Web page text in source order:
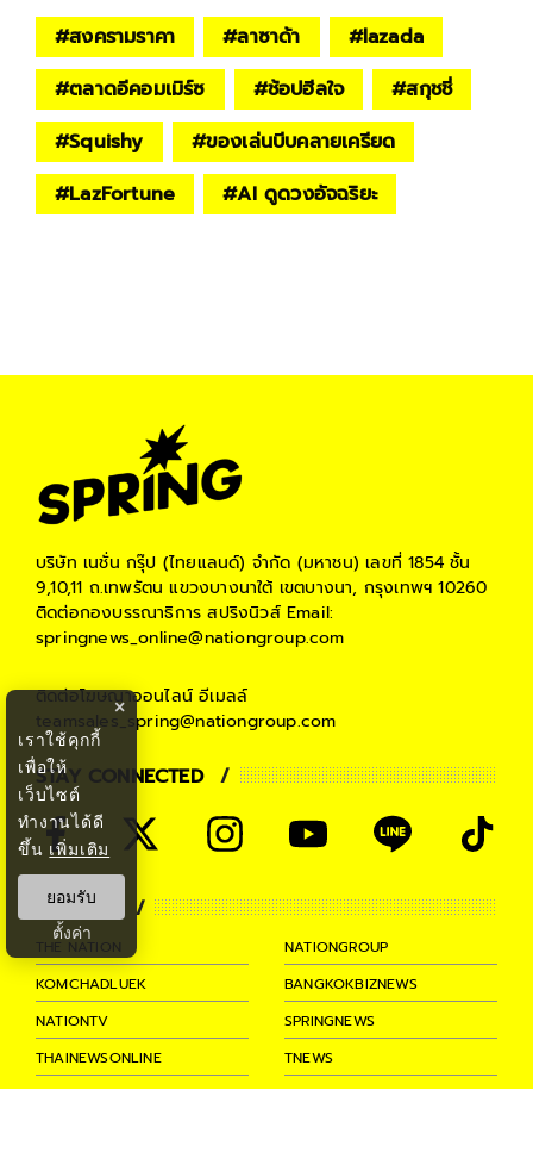
#สงครามราคา #ลาซาด้า #lazada
#ตลาดอีคอมเมิร์ซ #ช้อปฮีลใจ #สกุชชี่
#Squishy #ของเล่นบีบคลายเครียด
#LazFortune #AI ดูดวงอัจฉริยะ
บริษัท เนชั่น กรุ๊ป (ไทยแลนด์) จำกัด (มหาชน) เลขที่ 1854 ชั้น
9,10,11 ถ.เทพรัตน แขวงบางนาใต้ เขตบางนา, กรุงเทพฯ 10260
ติดต่อกองบรรณาธิการ สปริงนิวส์Email:
springnews_online@nationgroup.com
ติดต่อโฆษณาออนไลน์ อีเมลล์
teamsales_spring@nationgroup.com
STAY CONNECTED
PARTNER
THE NATION
NATIONGROUP
KOMCHADLUEK
BANGKOKBIZNEWS
NATIONTV
SPRINGNEWS
THAINEWSONLINE
TNEWS
THANSETTAKIJ
×
เราใช้คุกกี้
เพื่อให้
เว็บไซต์
ทำงานได้ดี
ขึ้น เพิ่มเติม
ยอมรับ
ตั้งค่า